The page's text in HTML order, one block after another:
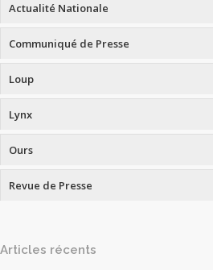
Actualité Nationale
Communiqué de Presse
Loup
Lynx
Ours
Revue de Presse
Articles récents